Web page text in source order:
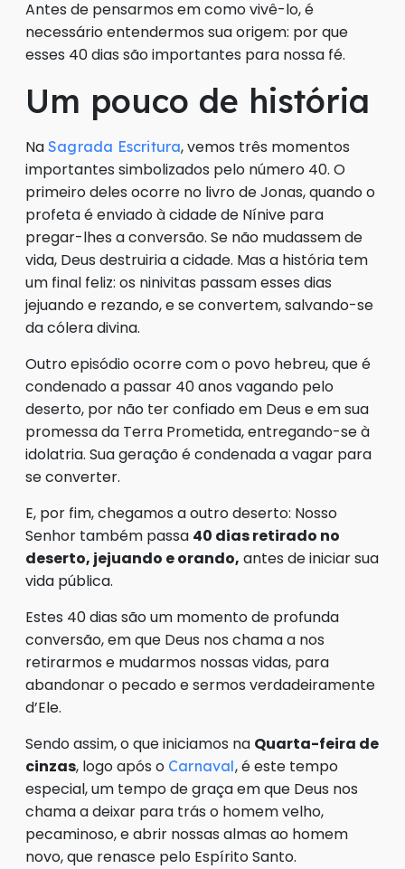
Antes de pensarmos em como vivê-lo, é
necessário entendermos sua origem: por que
esses 40 dias são importantes para nossa fé.
Um pouco de história
Na Sagrada Escritura, vemos três momentos
importantes simbolizados pelo número 40. O
primeiro deles ocorre no livro de Jonas, quando o
profeta é enviado à cidade de Nínive para
pregar-lhes a conversão. Se não mudassem de
vida, Deus destruiria a cidade. Mas a história tem
um final feliz: os ninivitas passam esses dias
jejuando e rezando, e se convertem, salvando-se
da cólera divina.
Outro episódio ocorre com o povo hebreu, que é
condenado a passar 40 anos vagando pelo
deserto, por não ter confiado em Deus e em sua
promessa da Terra Prometida, entregando-se à
idolatria. Sua geração é condenada a vagar para
se converter.
E, por fim, chegamos a outro deserto: Nosso
Senhor também passa 40 dias retirado no
deserto, jejuando e orando, antes de iniciar sua
vida pública.
Estes 40 dias são um momento de profunda
conversão, em que Deus nos chama a nos
retirarmos e mudarmos nossas vidas, para
abandonar o pecado e sermos verdadeiramente
d’Ele.
Sendo assim, o que iniciamos na Quarta-feira de
cinzas, logo após o Carnaval, é este tempo
especial, um tempo de graça em que Deus nos
chama a deixar para trás o homem velho,
pecaminoso, e abrir nossas almas ao homem
novo, que renasce pelo Espírito Santo.